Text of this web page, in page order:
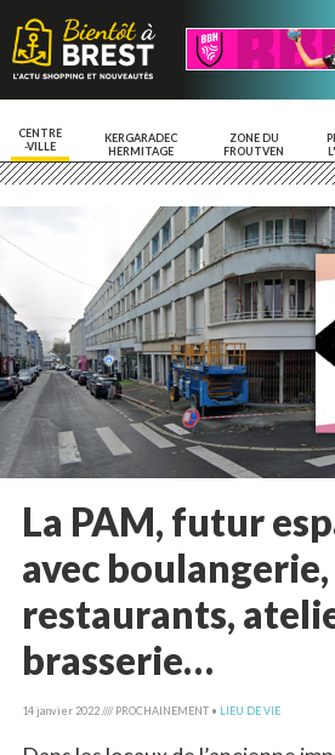
CENTRE
-VILLE
KERGARADEC
HERMITAGE
ZONE DU
FROUTVEN
La PAM, futur
avec boulangerie,
restaurants,
brasserie…
14 janvier 2022 //// PROCHAINEMENT • LIEU DE VIE